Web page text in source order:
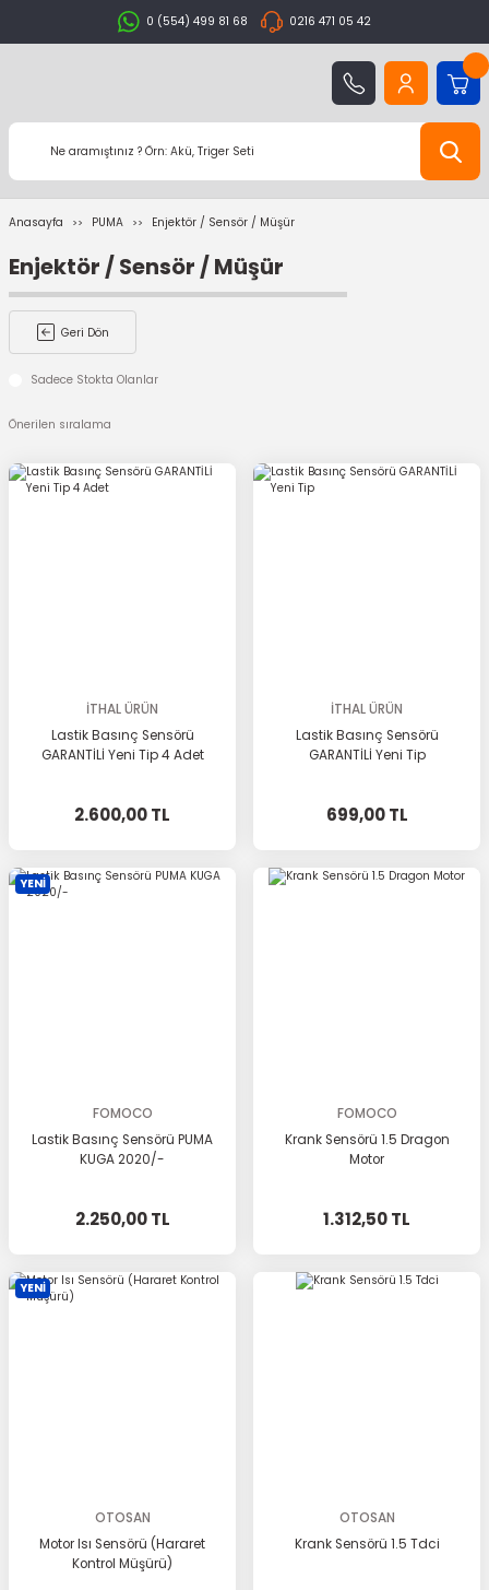
0 (554) 499 81 68 0216 471 05 42
Anasayfa PUMA Enjektör / Sensör / Müşür
Enjektör / Sensör / Müşür
Geri Dön
Sadece Stokta Olanlar
İTHAL ÜRÜN
Lastik Basınç Sensörü
GARANTİLİ Yeni Tip 4 Adet
2.600,00 TL
İTHAL ÜRÜN
Lastik Basınç Sensörü
GARANTİLİ Yeni Tip
699,00 TL
YENİ
FOMOCO
Lastik Basınç Sensörü PUMA
KUGA 2020/-
2.250,00 TL
FOMOCO
Krank Sensörü 1.5 Dragon
Motor
1.312,50 TL
YENİ
OTOSAN
Motor Isı Sensörü (Hararet
Kontrol Müşürü)
OTOSAN
Krank Sensörü 1.5 Tdci